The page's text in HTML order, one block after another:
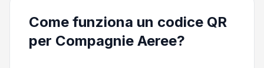
Come funziona un codice QR
per Compagnie Aeree?